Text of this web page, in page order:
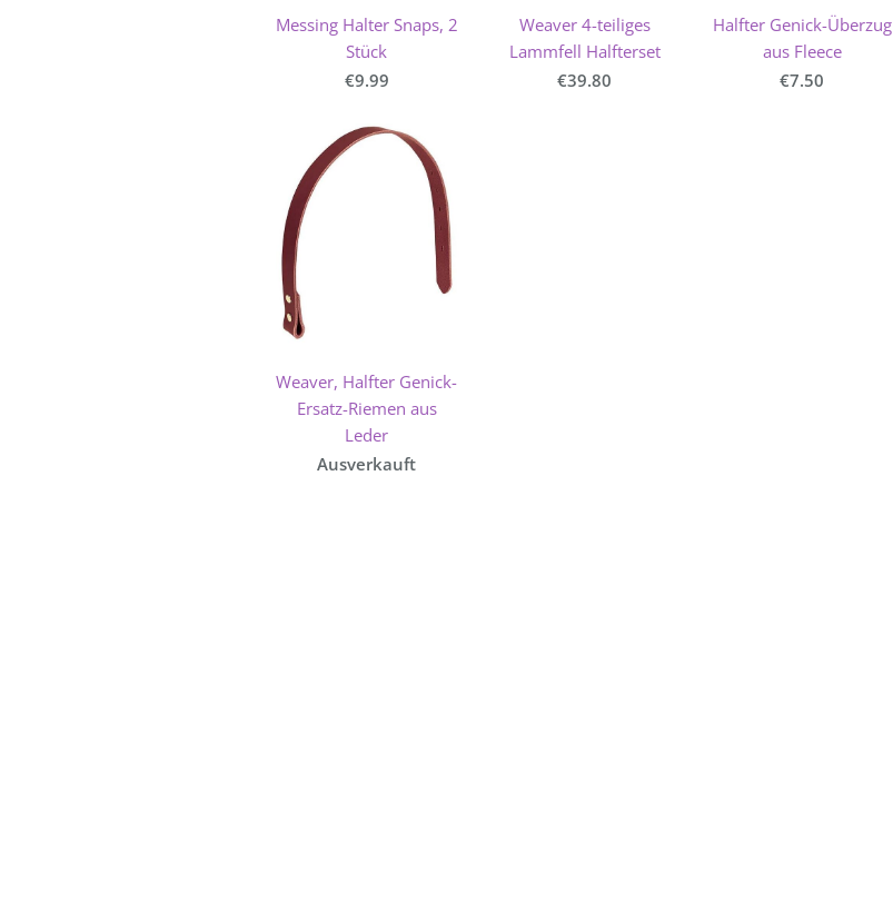
Messing Halter Snaps, 2
Stück
€9.99
Weaver 4-teiliges
Lammfell Halfterset
€39.80
Halfter Genick-Überzug
aus Fleece
€7.50
Weaver, Halfter Genick-
Ersatz-Riemen aus
Leder
Ausverkauft